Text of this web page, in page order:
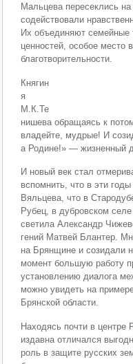
Мальцева пересеклись
содействовали
Их объединяют семейные
ценностей, особое место
благотворительности.
Княгин
я
М.К.Те
нишева обращаясь к
владейте, мудрые! И
а Родине!» — жизненный
И новый век стал
вспомнить, что в эти
Вяльцева, что в
Рубец, в дубровском
светила Александр
гений Матвей Блантер.
на Брянщине и созидали
момент большую работу
установлению диалога
можно увидеть на
Брянской области.
Находясь почти в центре
издавна отличался
роль в защите русских